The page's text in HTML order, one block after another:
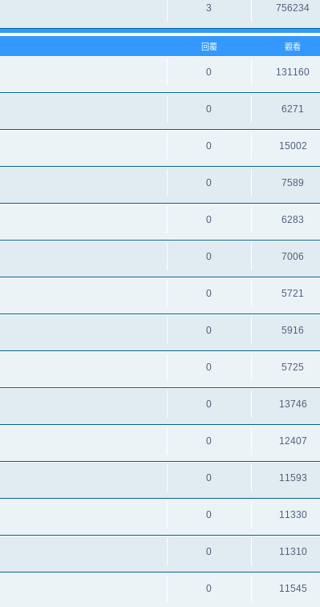
3 756234
回覆 觀看
0 131160
0 6271
0 15002
0 7589
0 6283
0 7006
0 5721
0 5916
0 5725
0 13746
0 12407
0 11593
0 11330
0 11310
0 11545